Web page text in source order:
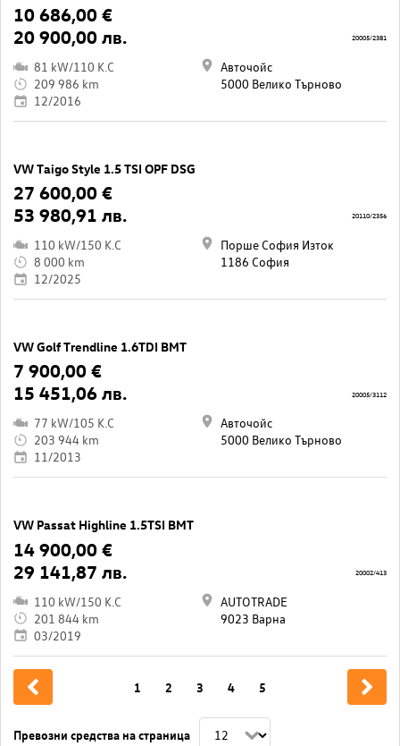
10 686,00 €
20 900,00 лв.
81 kW/110 K.C
209 986 km
12/2016
Авточойс
5000 Велико Търново
20005/2381
VW Taigo Style 1.5 TSI OPF DSG
27 600,00 €
53 980,91 лв.
110 kW/150 K.C
8 000 km
12/2025
Порше София Изток
1186 София
20110/2356
VW Golf Trendline 1.6TDI BMT
7 900,00 €
15 451,06 лв.
77 kW/105 K.C
203 944 km
11/2013
Авточойс
5000 Велико Търново
20005/3112
VW Passat Highline 1.5TSI BMT
14 900,00 €
29 141,87 лв.
110 kW/150 K.C
201 844 km
03/2019
AUTOTRADE
9023 Варна
20002/413
Превозни средства на страница
1 2 3 4 5